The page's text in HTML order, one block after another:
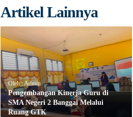
Artikel Lainnya
Oleh : Admin
Pengembangan Kinerja Guru di
SMA Negeri 2 Banggai Melalui
Ruang GTK